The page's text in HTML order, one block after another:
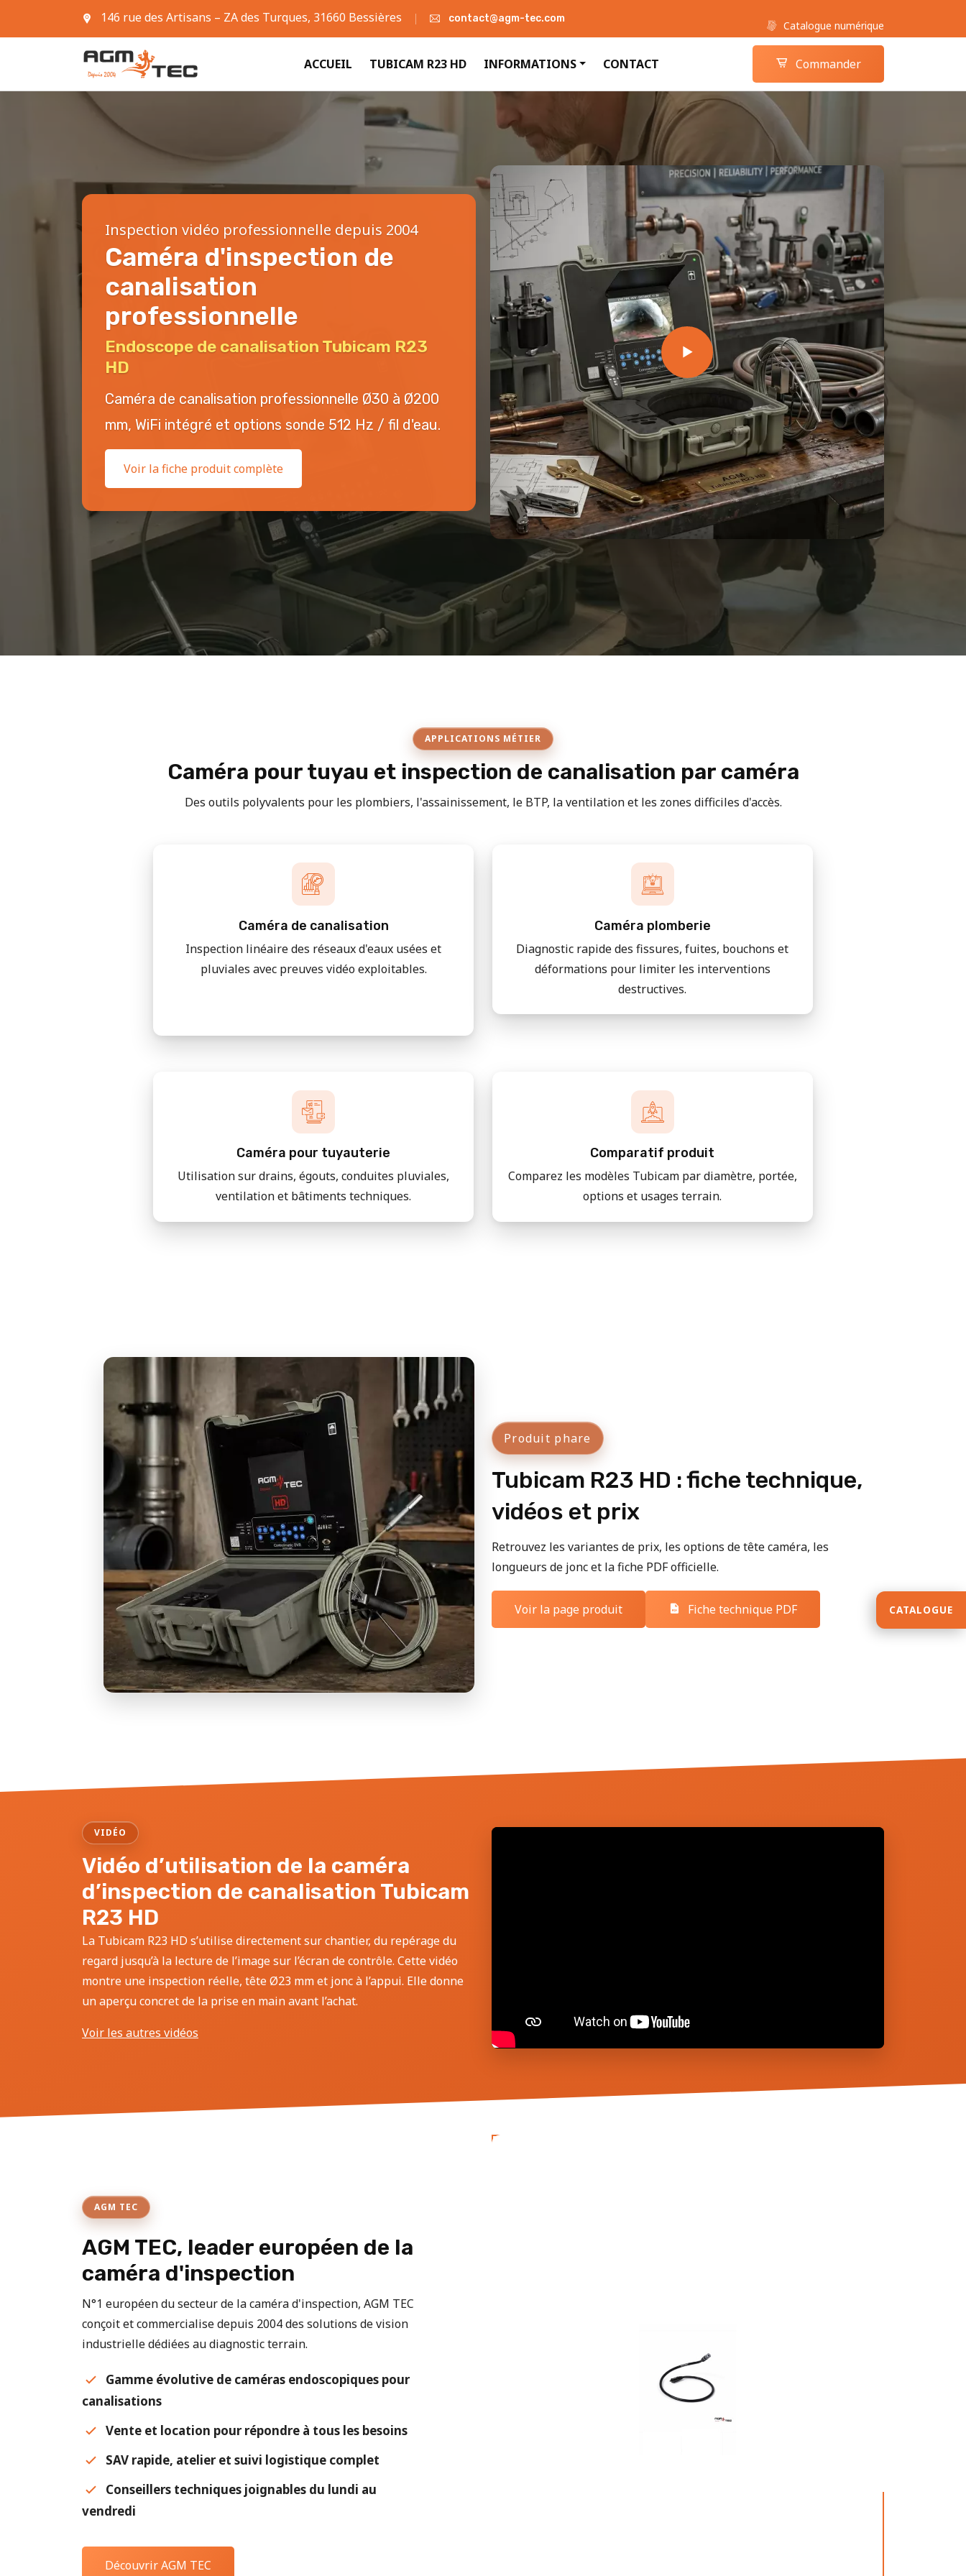
146 rue des Artisans – ZA des Turques, 31660 Bessières contact@agm-tec.com
05 61 42 90 63
Catalogue numérique
Boutique camera-inspection.com
Panier
ACCUEIL TUBICAM R23 HD INFORMATIONS CONTACT Commander
Inspection vidéo professionnelle depuis 2004
Caméra d'inspection de
canalisation
professionnelle
Endoscope de canalisation Tubicam R23
HD
Caméra de canalisation professionnelle Ø30 à Ø200
mm, WiFi intégré et options sonde 512 Hz / fil d'eau.
Voir la fiche produit complète
APPLICATIONS MÉTIER
Caméra pour tuyau et inspection de canalisation par caméra
Des outils polyvalents pour les plombiers, l'assainissement, le BTP, la ventilation et les zones difficiles d'accès.
Caméra de canalisation
Inspection linéaire des réseaux d'eaux usées et
pluviales avec preuves vidéo exploitables.
Caméra plomberie
Diagnostic rapide des fissures, fuites, bouchons et
déformations pour limiter les interventions
destructives.
Caméra pour tuyauterie
Utilisation sur drains, égouts, conduites pluviales,
ventilation et bâtiments techniques.
Comparatif produit
Comparez les modèles Tubicam par diamètre, portée,
options et usages terrain.
Produit phare
Tubicam R23 HD : fiche technique,
vidéos et prix
Retrouvez les variantes de prix, les options de tête caméra, les
longueurs de jonc et la fiche PDF officielle.
Voir la page produit Fiche technique PDF
VIDÉO
Vidéo d’utilisation de la caméra
d’inspection de canalisation Tubicam
R23 HD
La Tubicam R23 HD s’utilise directement sur chantier, du repérage du
regard jusqu’à la lecture de l’image sur l’écran de contrôle. Cette vidéo
montre une inspection réelle, tête Ø23 mm et jonc à l’appui. Elle donne
un aperçu concret de la prise en main avant l’achat.
Voir les autres vidéos
AGM TEC
AGM TEC, leader européen de la
caméra d'inspection
N°1 européen du secteur de la caméra d'inspection, AGM TEC
conçoit et commercialise depuis 2004 des solutions de vision
industrielle dédiées au diagnostic terrain.
Gamme évolutive de caméras endoscopiques pour
canalisations
Vente et location pour répondre à tous les besoins
SAV rapide, atelier et suivi logistique complet
Conseillers techniques joignables du lundi au
vendredi
Découvrir AGM TEC
CATALOGUE